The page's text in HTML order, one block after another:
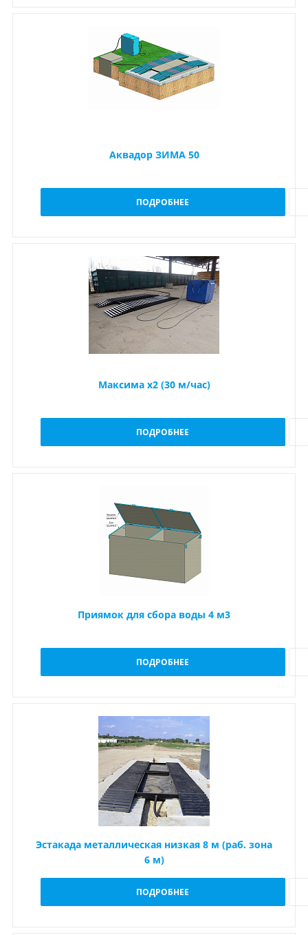
Аквадор ЗИМА 50
ПОДРОБНЕЕ
Максима x2 (30 м/час)
ПОДРОБНЕЕ
Приямок для сбора воды 4 м3
ПОДРОБНЕЕ
Эстакада металлическая низкая 8 м (раб. зона
6 м)
ПОДРОБНЕЕ